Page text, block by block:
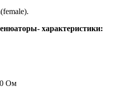
характеристики:
Ом